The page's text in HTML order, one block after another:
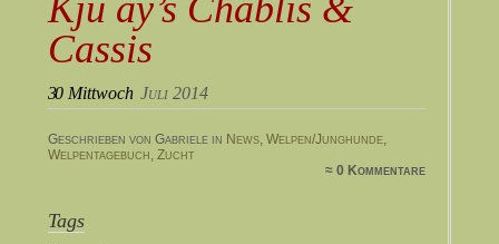
Cassis
30 Mittwoch Juli 2014
Geschrieben von Gabriele in News, Welpen/Junghunde,
Welpentagebuch, Zucht
≈ 0 Kommentare
Tags